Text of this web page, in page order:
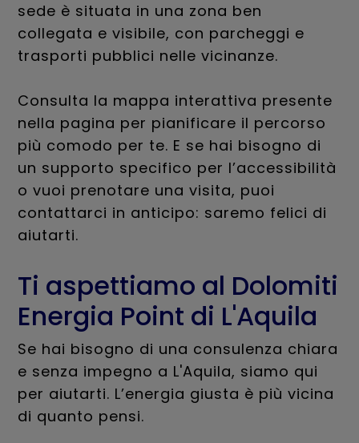
sede è situata in una zona ben
collegata e visibile, con parcheggi e
trasporti pubblici nelle vicinanze.
Consulta la mappa interattiva presente
nella pagina per pianificare il percorso
più comodo per te. E se hai bisogno di
un supporto specifico per l’accessibilità
o vuoi prenotare una visita, puoi
contattarci in anticipo: saremo felici di
aiutarti.
Ti aspettiamo al Dolomiti
Energia Point di L'Aquila
Se hai bisogno di una consulenza chiara
e senza impegno a L'Aquila, siamo qui
per aiutarti. L’energia giusta è più vicina
di quanto pensi.